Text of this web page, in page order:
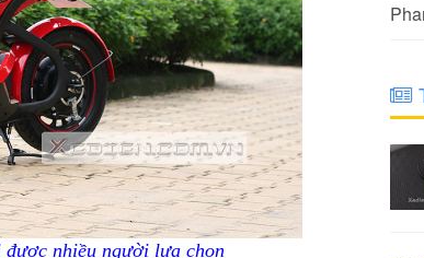
được nhiều người lựa chọn